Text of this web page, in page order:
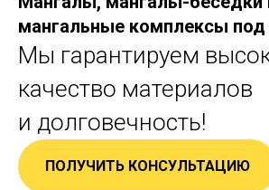
мангальные комплексы
Мы гарантируем
качество материалов
и долговечность!
ПОЛУЧИТЬ КОНСУЛЬТАЦИЮ